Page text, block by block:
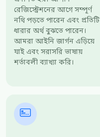
রেজিস্ট্রেশনের আগে সম্পূর্ণ
নথি পড়তে পারেন এবং প্রতিটি
ধারার অর্থ বুঝতে পারেন।
আমরা আইনি জার্গন এড়িয়ে
যাই এবং সরাসরি ভাষায়
শর্তাবলী ব্যাখ্যা করি।